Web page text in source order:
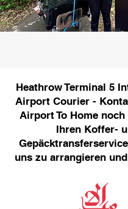
Heathrow Terminal 5
Airport Courier -
Airport To Home noch
Ihren Koffer-
uns zu arrangieren